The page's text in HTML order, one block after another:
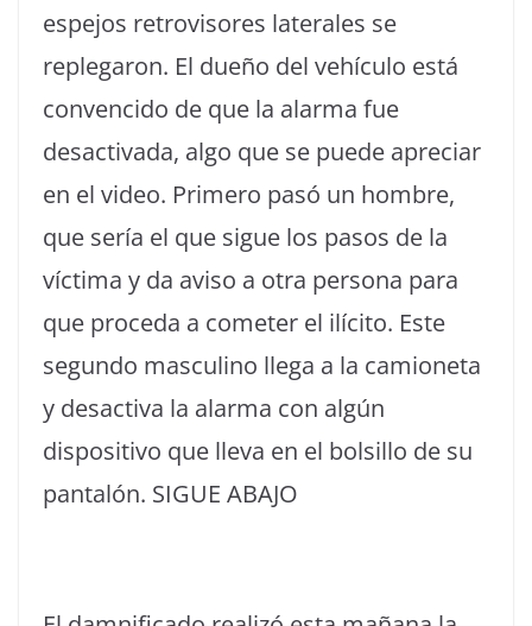
espejos retrovisores laterales se
replegaron. El dueño del vehículo está
convencido de que la alarma fue
desactivada, algo que se puede apreciar
en el video. Primero pasó un hombre,
que sería el que sigue los pasos de la
víctima y da aviso a otra persona para
que proceda a cometer el ilícito. Este
segundo masculino llega a la camioneta
y desactiva la alarma con algún
dispositivo que lleva en el bolsillo de su
pantalón. SIGUE ABAJO